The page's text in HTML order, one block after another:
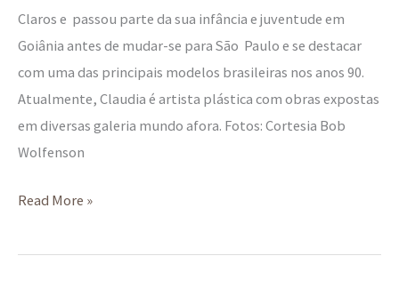
Claros e passou parte da sua infância e juventude em
Goiânia antes de mudar-se para São Paulo e se destacar
com uma das principais modelos brasileiras nos anos 90.
Atualmente, Claudia é artista plástica com obras expostas
em diversas galeria mundo afora. Fotos: Cortesia Bob
Wolfenson
Read More »